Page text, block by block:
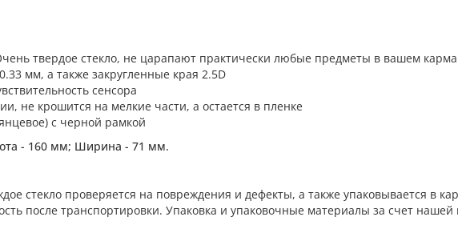
твердое стекло, не царапают практически любые предметы в вашем
мм, а также закругленные края 2.5D
сенсора
не крошится на мелкие части, а остается в пленке
с черной рамкой
- 160 мм; Ширина - 71 мм.
стекло проверяется на повреждения и дефекты, а также упаковывается в
после транспортировки. Упаковка и упаковочные материалы за счет